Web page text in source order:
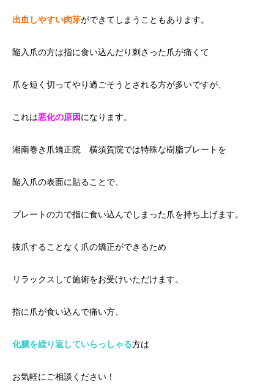
出血しやすい肉芽ができてしまうこともあります。
陥入爪の方は指に食い込んだり刺さった爪が痛くて
爪を短く切ってやり過ごそうとされる方が多いですが、
これは悪化の原因 になります。
湘南巻き爪矯正院 横須賀院では特殊な樹脂プレートを
陥入爪の表面に貼ることで、
プレートの力で指に食い込んでしまった爪を持ち上げます。
抜爪することなく爪の矯正ができるため
リラックスして施術をお受けいただけます。
指に爪が食い込んで痛い方、
化膿を繰り返していらっしゃる方は
お気軽にご相談ください！